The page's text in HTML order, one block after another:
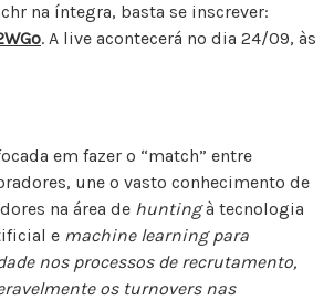
na íntegra, basta se inscrever:
. A live acontecerá no dia 24/09, às
em fazer o “match” entre
une o vasto conhecimento de
na área de huntingà tecnologia
e machine learning para
nos processos de recrutamento,
os turnovers nas